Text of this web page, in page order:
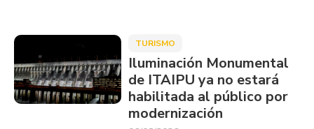
TURISMO
Iluminación Monumental
de ITAIPU ya no estará
habilitada al público por
modernización